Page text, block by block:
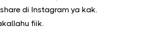
di Instagram ya kak.
fiik.